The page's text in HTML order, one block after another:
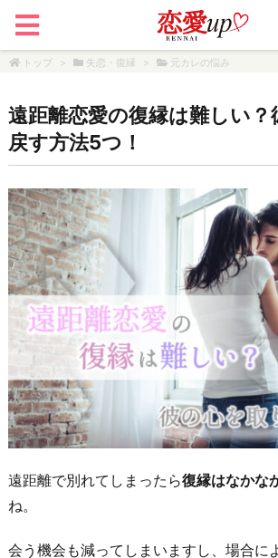
トップ > 失恋・復縁 > 元カレの悩み
遠距離恋愛の復縁は難しい？
戻す方法5つ！
遠距離で別れてしまったら復縁はなかな
ね。
会う機会も減ってしまいますし、場合に